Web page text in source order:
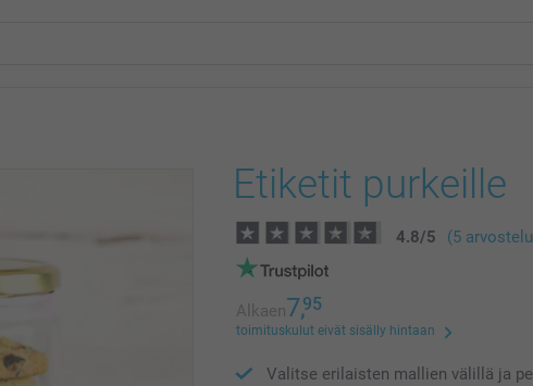
Etiketit purkeille
4.8/5 (5
Alkaen7,95
toimituskulut eivät sisälly hintaan
Valitse erilaisten mallien välillä ja